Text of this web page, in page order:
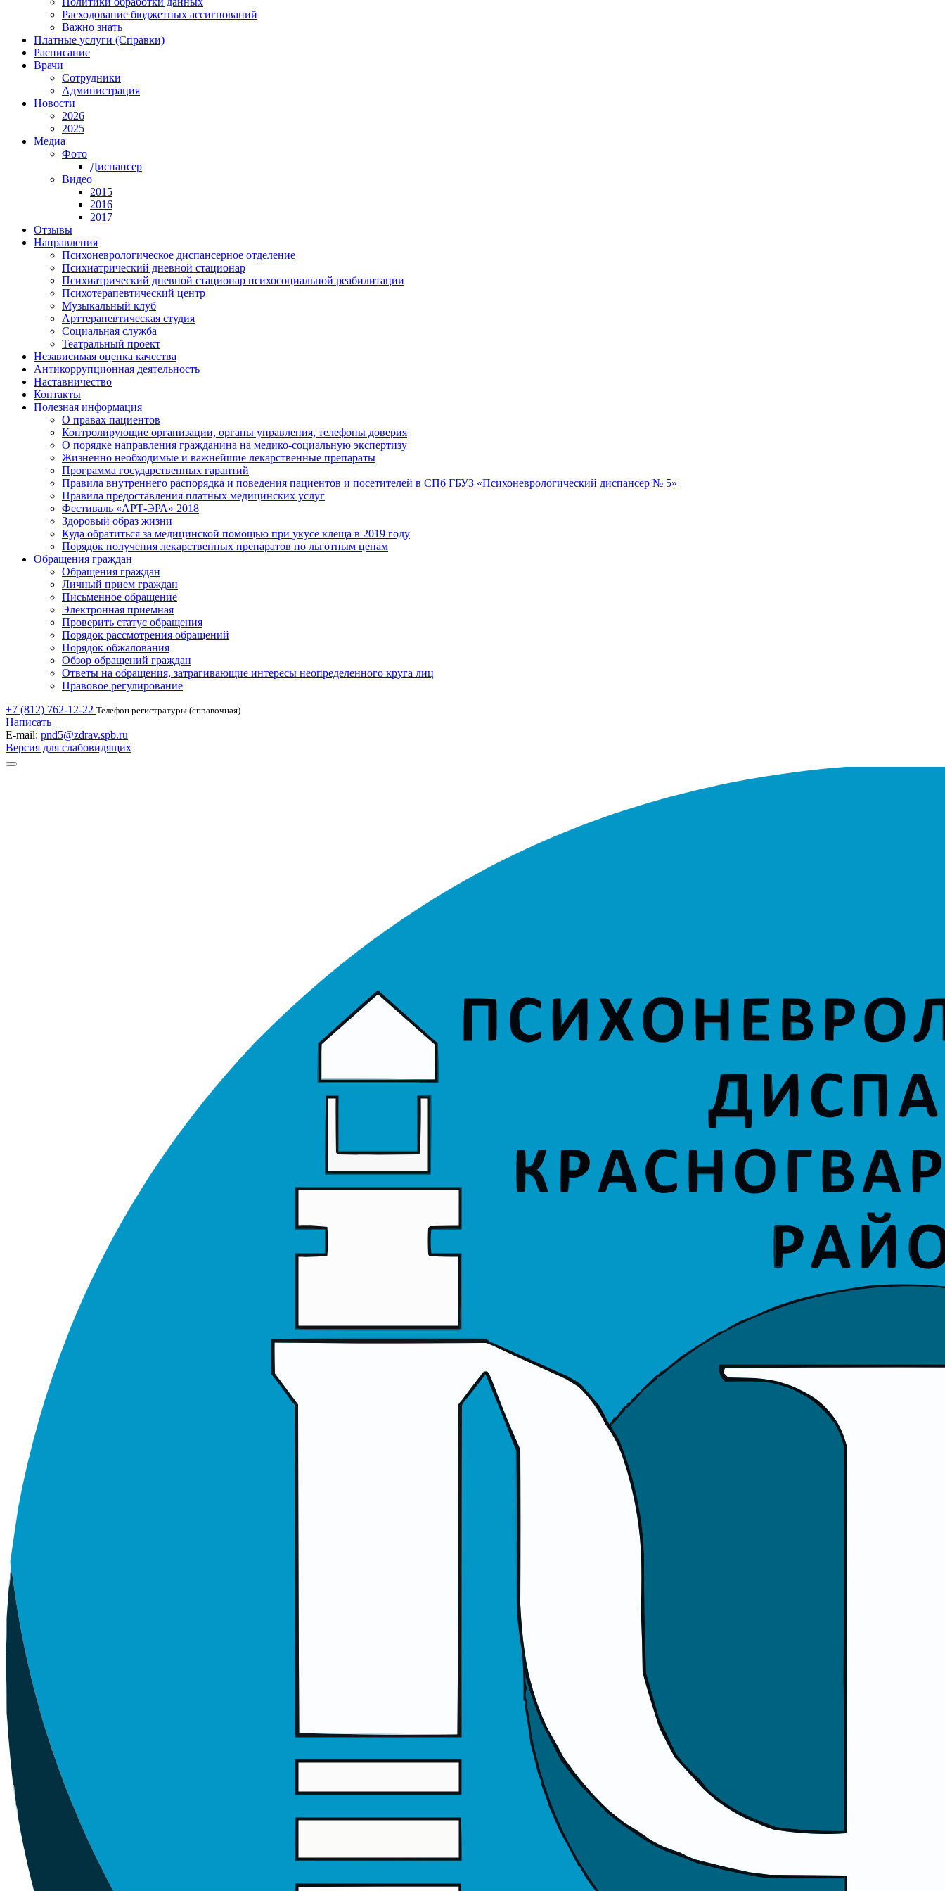
Расходование бюджетных ассигнований
Важно знать
Платные услуги (Справки)
Расписание
Врачи
Сотрудники
Администрация
Новости
2026
2025
Медиа
Фото
Диспансер
Видео
2015
2016
2017
Отзывы
Направления
Психоневрологическое диспансерное отделение
Психиатрический дневной стационар
Психиатрический дневной стационар психосоциальной реабилитации
Психотерапевтический центр
Музыкальный клуб
Арттерапевтическая студия
Социальная служба
Театральный проект
Независимая оценка качества
Антикоррупционная деятельность
Наставничество
Контакты
Полезная информация
О правах пациентов
Контролирующие организации, органы управления, телефоны доверия
О порядке направления гражданина на медико-социальную экспертизу
Жизненно необходимые и важнейшие лекарственные препараты
Программа государственных гарантий
Правила внутреннего распорядка и поведения пациентов и посетителей в СПб ГБУЗ «Психоневрологический диспансер № 5»
Правила предоставления платных медицинских услуг
Фестиваль «АРТ-ЭРА» 2018
Здоровый образ жизни
Куда обратиться за медицинской помощью при укусе клеща в 2019 году
Порядок получения лекарственных препаратов по льготным ценам
Обращения граждан
Обращения граждан
Личный прием граждан
Письменное обращение
Электронная приемная
Проверить статус обращения
Порядок рассмотрения обращений
Порядок обжалования
Обзор обращений граждан
Ответы на обращения, затрагивающие интересы неопределенного круга лиц
Правовое регулирование
+7 (812) 762-12-22 Телефон регистратуры (справочная)
Написать
E-mail: pnd5@zdrav.spb.ru
Версия для слабовидящих